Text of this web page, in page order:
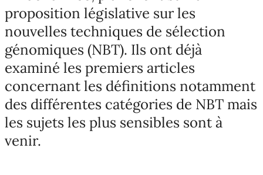
proposition législative sur les
nouvelles techniques de sélection
génomiques (NBT). Ils ont déjà
examiné les premiers articles
concernant les définitions notamment
des différentes catégories de NBT mais
les sujets les plus sensibles sont à
venir.